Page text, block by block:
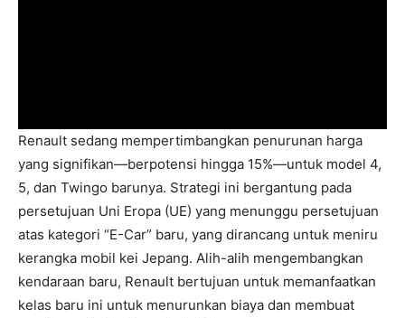
Renault sedang mempertimbangkan penurunan harga
yang signifikan—berpotensi hingga 15%—untuk model 4,
5, dan Twingo barunya. Strategi ini bergantung pada
persetujuan Uni Eropa (UE) yang menunggu persetujuan
atas kategori “E-Car” baru, yang dirancang untuk meniru
kerangka mobil kei Jepang. Alih-alih mengembangkan
kendaraan baru, Renault bertujuan untuk memanfaatkan
kelas baru ini untuk menurunkan biaya dan membuat